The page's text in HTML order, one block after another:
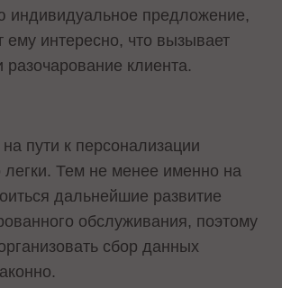
индивидуальное предложение,
ему интересно, что вызывает
клиента.
пути к персонализации
легки. Тем не менее именно на
дальнейшие развитие
обслуживания, поэтому
сбор данных